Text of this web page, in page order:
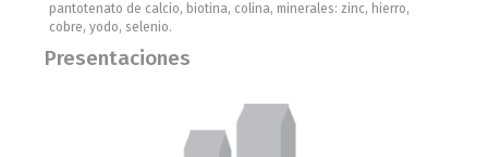
pantotenato de calcio, biotina, colina, minerales: zinc, hierro,
cobre, yodo, selenio.
Presentaciones